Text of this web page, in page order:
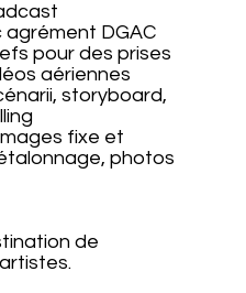
DGAC
pour des prises
aériennes
storyboard,
fixe et
photos
de